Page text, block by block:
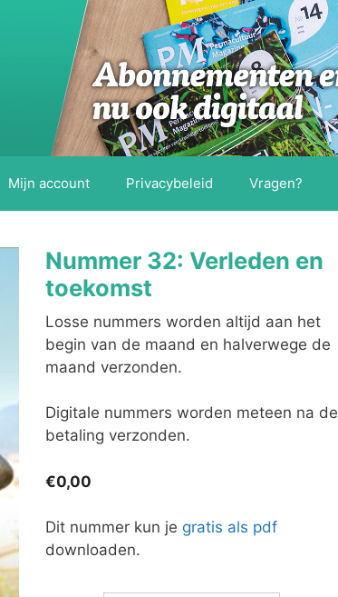
Mijn account Privacybeleid Vragen?
Nummer 32: Verleden en
toekomst
Losse nummers worden altijd aan het
begin van de maand en halverwege de
maand verzonden.
Digitale nummers worden meteen na de
betaling verzonden.
€0,00
Dit nummer kun je gratis als pdf
downloaden.